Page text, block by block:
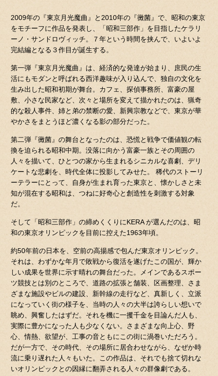
2009年の『東京月光魔曲』と2010年の『黴菌』で、昭和の東京
をモチーフに作品を発表し、「昭和三部作」を目指したケラリ
ーノ・サンドロヴィッチ。７年という時間を挟んで、いよいよ
完結編となる３作目が誕生する。
第一弾『東京月光魔曲』は、経済的な発達が始まり、庶民の生
活にもモダンと呼ばれる西洋趣味が入り込んで、独自の文化を
生み出した昭和初期が舞台。カフェ、探偵事務所、富豪の屋
敷、小さな民家など、次々と場所を変えて描かれたのは、猟奇
的な殺人事件、姉と弟の禁断の愛、新興宗教などで、東京が華
やかさをまとうほど濃くなる影の部分だった。
第二弾『黴菌』の舞台となったのは、恐慌と戦争で価値観の転
換を迫られる昭和中期。没落に向かう富豪一族とその周囲の
人々を描いて、ひとつの家から生まれるシニカルな喜劇、デリ
ケートな悲劇を、時代全体に投影してみせた。 稀代のストーリ
ーテラーにとって、自身が生まれ育った東京と、懐かしさと未
知が混在する昭和は、つねに好奇心と創造性を刺激する対象
だ。
そして「昭和三部作」の締めくくりにKERA が選んだのは、昭
和の東京オリンピックを目前に控えた1963年頃。
約50年前の日本を、空前の高揚感で包んだ東京オリンピック。
それは、わずかな年月で敗戦から復活を遂げたこの国が、輝か
しい成果を世界に示す晴れの舞台だった。メインであるスポー
ツ競技とは別のところで、道路の拡張と舗装、区画整理、さま
ざまな施設やビルの建設、新幹線の走行など、真新しく、立派
になっていく街の様子を、当時の人々の大半は誇らしい想いで
眺め、興奮したはずだ。それを機に一攫千金を目論んだ人も、
実際に豊かになった人も少なくない。さまざまな向上心、野
心、情熱、欲望が、工事の音ともにこの街に渦巻いただろう。
だが一方で、その時代、その場所に居合わせながら、なぜか時
流に乗り遅れた人々もいた。この作品は、それでも捨て切れな
いオリンピックとの因縁に翻弄される人々の群像劇である。